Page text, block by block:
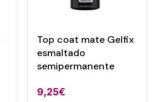
Top coat mate Gelfix
esmaltado
semipermanente
9,25€